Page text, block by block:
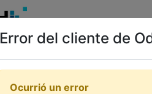
Inicio Tienda
Error del cliente de
Ocurrió un error